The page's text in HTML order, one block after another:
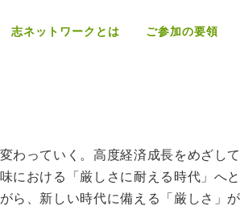
志ネットワークとは ご参加の要領
わっていく。高度経済成長をめざして
における「厳しさに耐える時代」へと
ら、新しい時代に備える「厳しさ」が